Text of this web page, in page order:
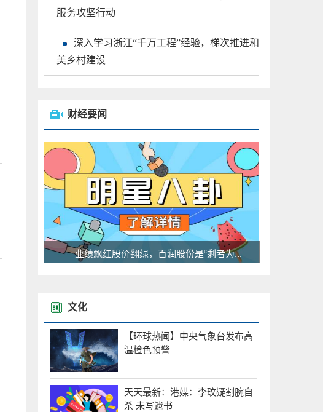
服务攻坚行动
深入学习浙江“千万工程”经验，梯次推进和
美乡村建设
财经要闻
业绩飘红股价翻绿，百润股份是“剩者为...
文化
【环球热闻】中央气象台发布高
温橙色预警
天天最新：港媒：李玟疑割腕自
杀 未写遗书